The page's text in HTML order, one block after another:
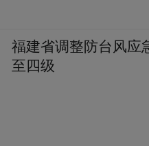
福建省调整防台风应
至四级